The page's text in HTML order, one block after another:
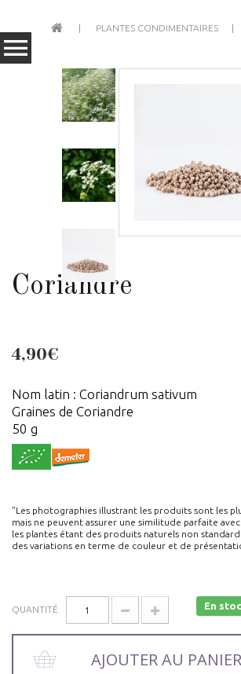
PLANTES CONDIMENTAIRES
Coriandre
4,90€
Nom latin : Coriandrum sativum
Graines de Coriandre
50 g
"Les photographies illustrant les produits sont les
mais ne peuvent assurer une similitude parfaite
les plantes étant des produits naturels non
des variations en terme de couleur et de
QUANTITÉ En
AJOUTER AU PANIER